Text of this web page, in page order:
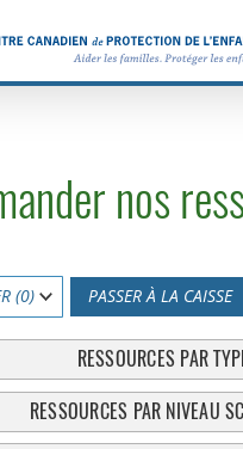
nos
(0) PASSER À LA CAISSE
RESSOURCES PAR
RESSOURCES PAR NIVEAU